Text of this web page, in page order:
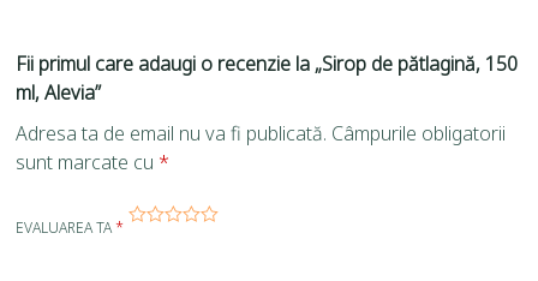
Fii primul care adaugi o recenzie la „Sirop de pătlagină, 150
ml, Alevia”
Adresa ta de email nu va fi publicată. Câmpurile obligatorii
sunt marcate cu *
EVALUAREA TA*